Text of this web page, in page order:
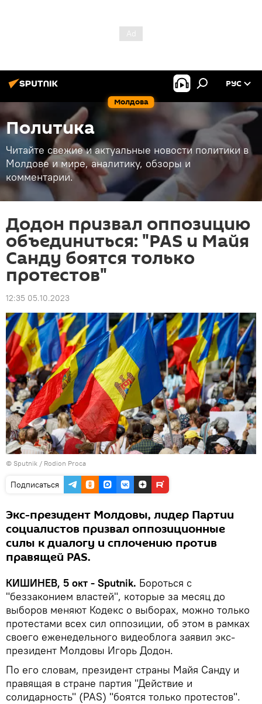
Молдова
РУС
Политика
Читайте свежие и актуальные новости политики в
Молдове и мире, аналитику, обзоры и
комментарии.
Додон призвал оппозицию
объединиться: "PAS и Майя
Санду боятся только
протестов"
12:35 05.10.2023
© Sputnik / Rodion Proca
Подписаться
Экс-президент Молдовы, лидер Партии
социалистов призвал оппозиционные
силы к диалогу и сплочению против
правящей PAS.
КИШИНЕВ, 5 окт - Sputnik. Бороться с
"беззаконием властей", которые за месяц до
выборов меняют Кодекс о выборах, можно только
протестами всех сил оппозиции, об этом в рамках
своего еженедельного видеоблога заявил экс-
президент Молдовы Игорь Додон.
По его словам, президент страны Майя Санду и
правящая в стране партия "Действие и
солидарность" (PAS) "боятся только протестов".